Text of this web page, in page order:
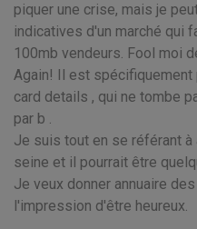
piquer une crise, mais je
indicatives d'un marché qui
100mb vendeurs. Fool moi
Again! Il est
card details , qui ne tombe
par b .
Je suis tout en se référant
seine et il pourrait être
Je veux donner annuaire
l'impression d'être heureux.